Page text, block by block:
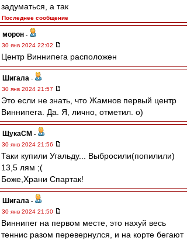
задуматься, а так
Последнее сообщение
морон -
30 янв 2024 22:02
Центр Виннипега расположен
Шигала -
30 янв 2024 21:57
Это если не знать, что Жамнов первый центр
Виннипега. Да. Я, лично, отметил. о)
ЩукаСМ -
30 янв 2024 21:56
Таки купили Угальду... Выбросили(попилили)
13,5 лям ;(
Боже,Храни Спартак!
Шигала -
30 янв 2024 21:50
Виннипег на первом месте, это нахуй весь
теннис разом перевернулся, и на корте бегают